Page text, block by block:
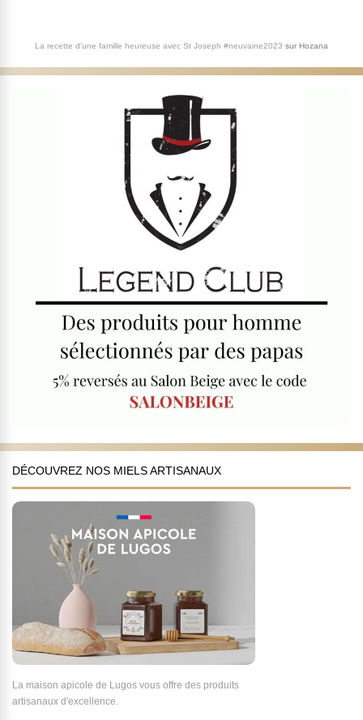
La recette d'une famille heureuse avec St Joseph #neuvaine2023 sur Hozana
DÉCOUVREZ NOS MIELS ARTISANAUX
La maison apicole de Lugos vous offre des produits
artisanaux d'excellence.